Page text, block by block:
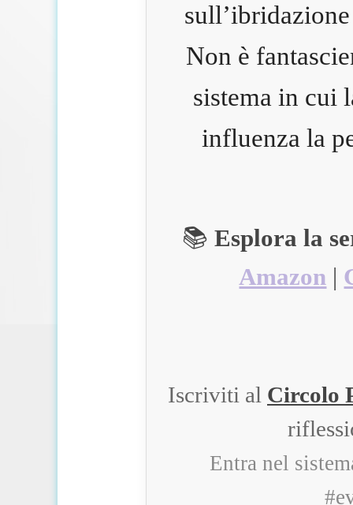
Non è
sistema in cui
influenza la
📚Esplora la
Amazon |
Iscriviti al Circolo
Entra nel